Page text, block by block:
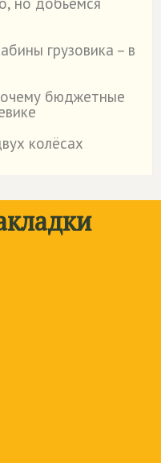
грузовика – в
бюджетные
колёсах